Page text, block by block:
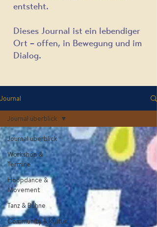
entsteht.
Dieses Journal ist ein lebendiger
Ort – offen, in Bewegung und im
Dialog.
Journal
Journal überblick
Workshop &
Termine
Hoopdance &
Movement
Tanz & Bühne
Community & Kultur
Journal überblick